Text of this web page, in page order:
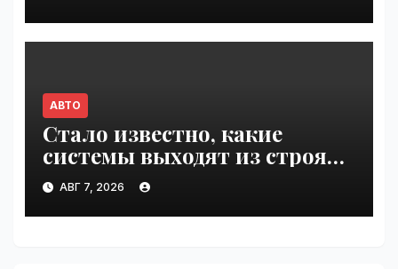
АВТО
Стало известно, какие
системы выходят из строя
при 100°C под капотом |
VseTime.ru
АВГ 7, 2026